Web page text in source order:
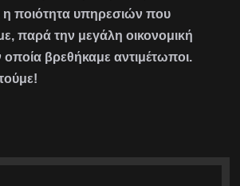
η ποιότητα υπηρεσιών που
παρά την μεγάλη οικονομική
οποία βρεθήκαμε αντιμέτωποι.